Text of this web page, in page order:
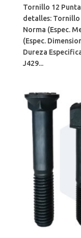
Tornillo 12
detalles: Tornillo
Norma (Espec.
(Espec.
Dureza
J429...